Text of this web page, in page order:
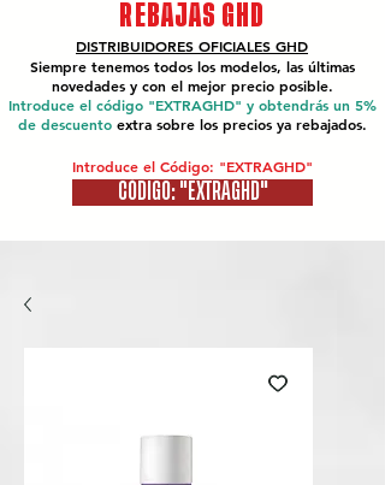
REBAJAS GHD
DISTRIBUIDORES OFICIALES GHD
Siempre tenemos todos los modelos, las últimas
novedades y con el mejor precio posible.
Introduce el código "EXTRAGHD" y obtendrás un 5%
de descuento extra sobre los precios ya rebajados.
Introduce el Código: "EXTRAGHD"
CÓDIGO: "EXTRAGHD"